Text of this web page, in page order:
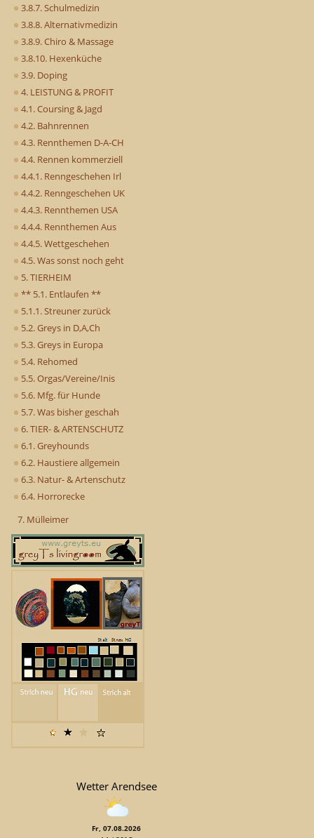
3.8.7. Schulmedizin
3.8.8. Alternativmedizin
3.8.9. Chiro & Massage
3.8.10. Hexenküche
3.9. Doping
4. LEISTUNG & PROFIT
4.1. Coursing & Jagd
4.2. Bahnrennen
4.3. Rennthemen D-A-CH
4.4. Rennen kommerziell
4.4.1. Renngeschehen Irl
4.4.2. Renngeschehen UK
4.4.3. Rennthemen USA
4.4.4. Rennthemen Aus
4.4.5. Wettgeschehen
4.5. Was sonst noch geht
5. TIERHEIM
** 5.1. Entlaufen **
5.1.1. Streuner zurück
5.2. Greys in D,A,Ch
5.3. Greys in Europa
5.4. Rehomed
5.5. Orgas/Vereine/Inis
5.6. Mfg. für Hunde
5.7. Was bisher geschah
6. TIER- & ARTENSCHUTZ
6.1. Greyhounds
6.2. Haustiere allgemein
6.3. Natur- & Artenschutz
6.4. Horrorecke
7. Mülleimer
Wetter Arendsee
Fr, 07.08.2026